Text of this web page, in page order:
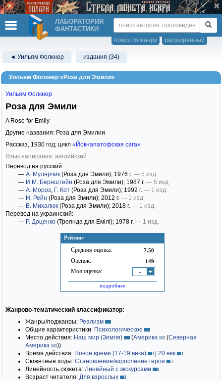
ЛАБОРАТОРИЯ
ФАНТАСТИКИ
расширенный
поиск по жанру
◄ Уильям Фолкнер издания (34)
Уильям Фолкнер «Роза для Эмили»
Рейтинг
Средняя оценка: 7.50
Оценок: 149
Моя оценка: -
подробнее
Уильям Фолкнер
Роза для Эмили
A Rose for Emily
Другие названия: Роза для Эмилии
Рассказ, 1930 год; цикл «Йокнапатофская сага»
Язык написания: английский
Перевод на русский:
— А. Мулярчик (Роза для Эмили); 1976 г. — 5 изд.
— И.М. Бернштейн (Роза для Эмили); 1987 г. — 5 изд.
— А. Мороз, Г. Кот (Роза для Эмили); 1992 г. — 1 изд.
— Н. Рейн (Роза для Эмили); 2012 г. — 1 изд.
— В. Михалюк (Роза для Эмили); 2018 г. — 1 изд.
Перевод на украинский:
— Р. Доценко (Троянда для Емілі); 1978 г. — 1 изд.
Жанрово-тематический классификатор:
Жанры/поджанры: Реализм
Общие характеристики: Психологическое
Место действия: Наш мир (Земля) (Америка (Северная
Америка
))
Время действия: Новое время (17-19 века) | 20 век
Сюжетные ходы: Становление/взросление героя
Линейность сюжета: Линейный с экскурсами
Возраст читателя: Для взрослых